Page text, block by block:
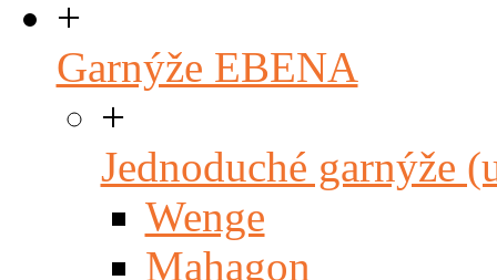
+
Garnýže EBENA
+
Jednoduché garnýže
Wenge
Mahagon